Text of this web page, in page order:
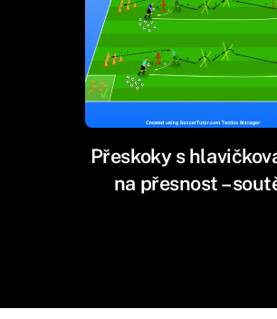
Přeskoky s
na přesnost –